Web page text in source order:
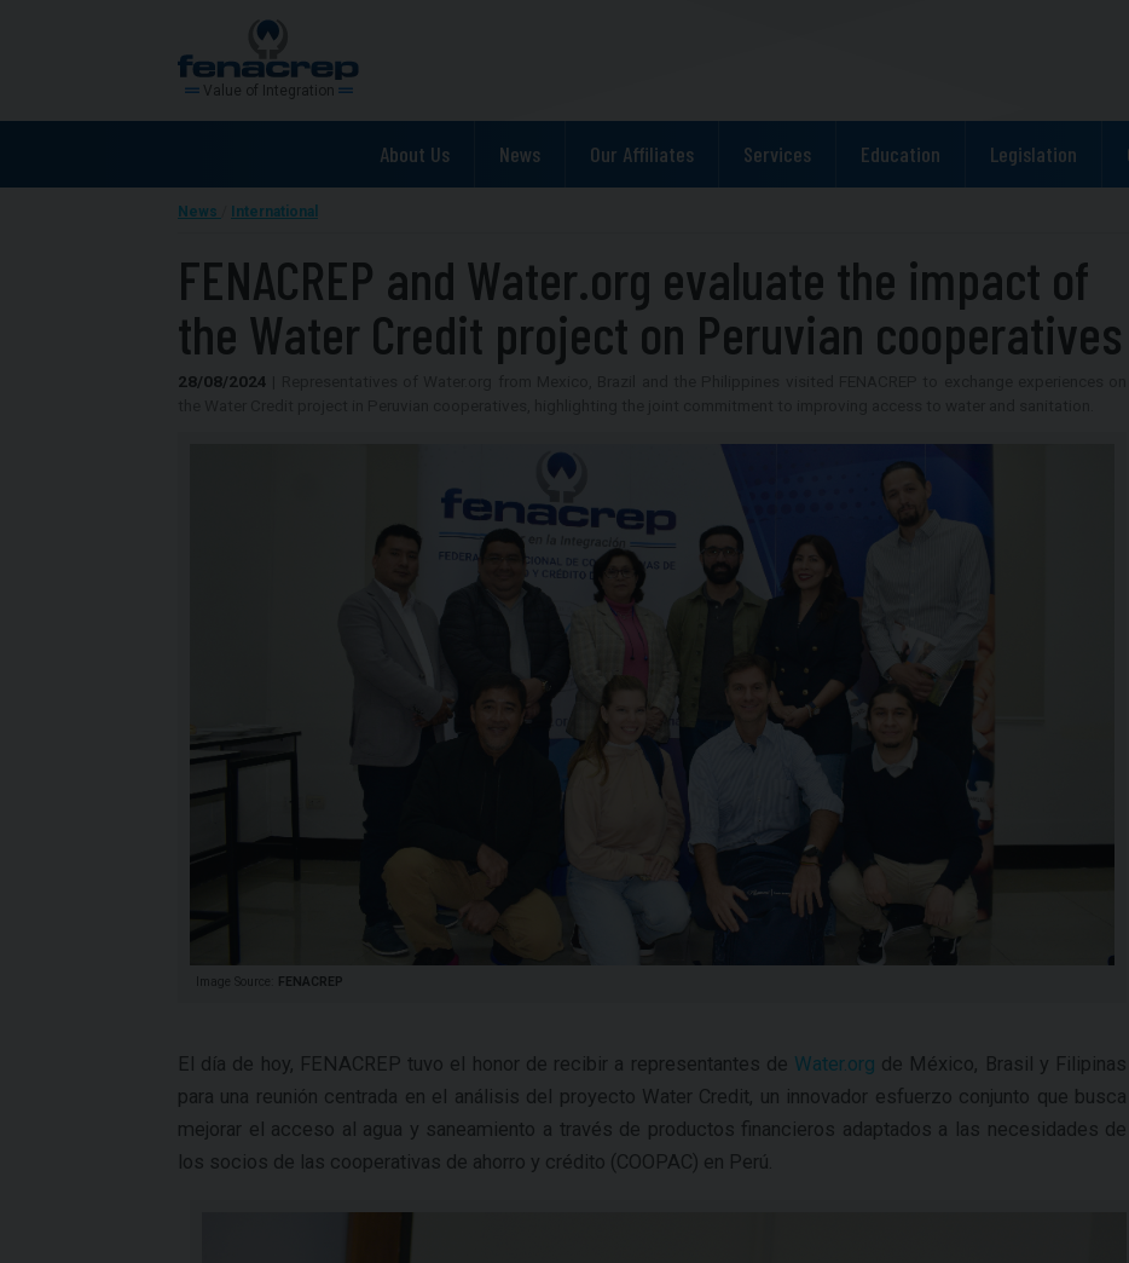
Value of Integration
About Us News Our Affiliates Services Education Legislation
News International
FENACREP and Water.org evaluate the impact of
the Water Credit project on Peruvian cooperatives
28/08/2024
Image Source: FENACREP
El día de hoy, FENACREP tuvo el honor de recibir a representantes de Water.org de México, Brasil y Filipinas
para una reunión centrada en el análisis del proyecto Water Credit, un innovador esfuerzo conjunto que busca
mejorar el acceso al agua y saneamiento a través de productos financieros adaptados a las necesidades de
los socios de las cooperativas de ahorro y crédito (COOPAC) en Perú.